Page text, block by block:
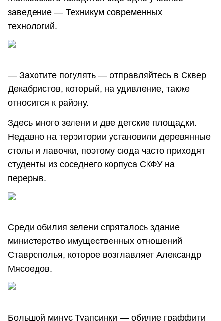
заведение — Техникум современных
технологий.
— Захотите погулять — отправляйтесь в Сквер
Декабристов, который, на удивление, также
относится к району.
Здесь много зелени и две детские площадки.
Недавно на территории установили деревянные
столы и лавочки, поэтому сюда часто приходят
студенты из соседнего корпуса СКФУ на
перерыв.
Среди обилия зелени спряталось здание
министерство имущественных отношений
Ставрополья, которое возглавляет Александр
Мясоедов.
Большой минус Туапсинки — обилие граффити